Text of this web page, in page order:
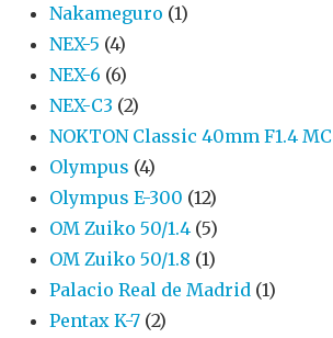
Nakameguro (1)
NEX-5 (4)
NEX-6 (6)
NEX-C3 (2)
NOKTON Classic 40mm F1.4 MC
Olympus (4)
Olympus E-300 (12)
OM Zuiko 50/1.4 (5)
OM Zuiko 50/1.8 (1)
Palacio Real de Madrid (1)
Pentax K-7 (2)